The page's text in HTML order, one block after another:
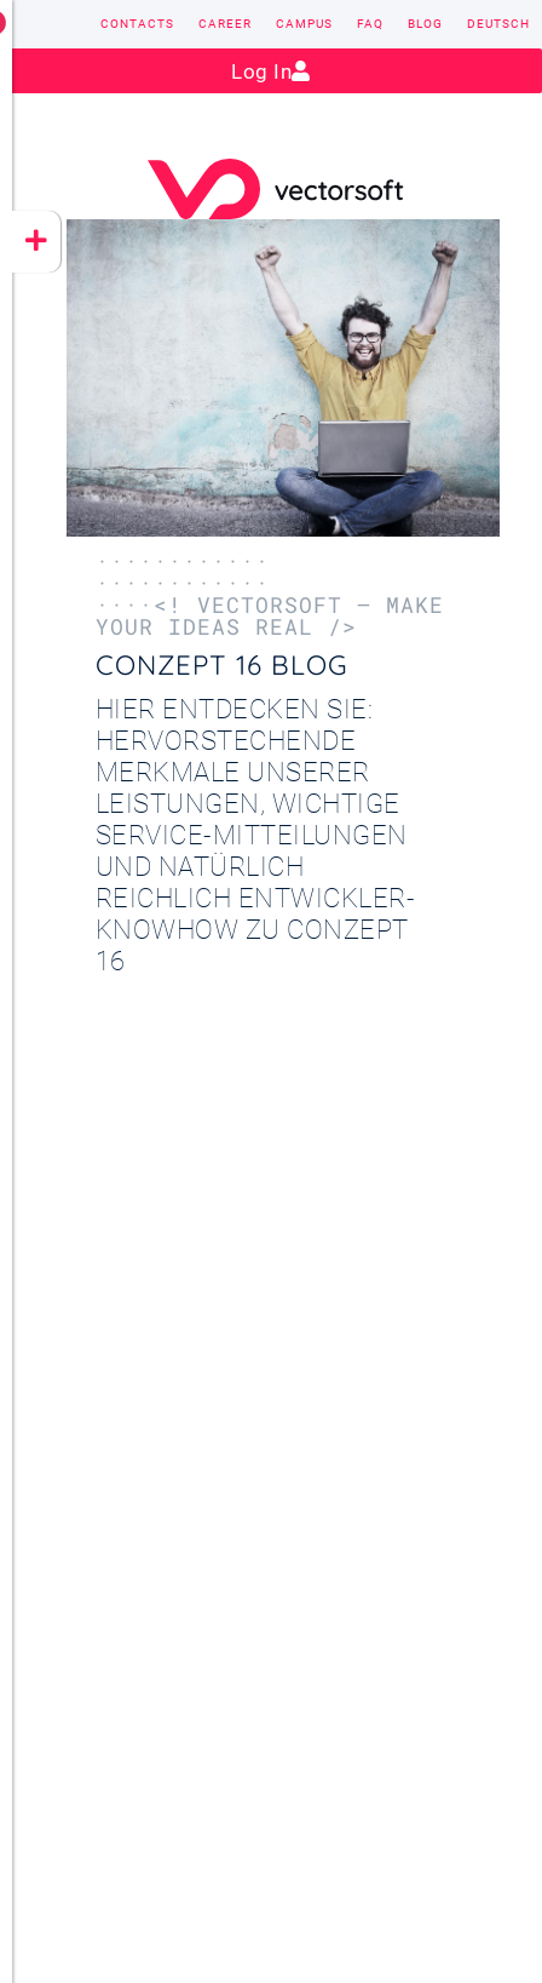
CONZEPT 16
YEET
Contact: sales@vectorsoft.de
CONTACTS CAREER CAMPUS FAQ BLOG DEUTSCH
Log In
············
············
····<! VECTORSOFT – MAKE
YOUR IDEAS REAL />
CONZEPT 16 BLOG
HIER ENTDECKEN SIE:
HERVORSTECHENDE
MERKMALE UNSERER
LEISTUNGEN, WICHTIGE
SERVICE-MITTEILUNGEN
UND NATÜRLICH
REICHLICH ENTWICKLER-
KNOWHOW ZU CONZEPT
16